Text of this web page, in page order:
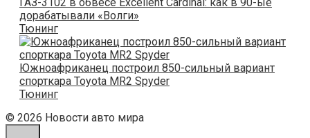
дорабатывали «Волги»
Тюнинг
Южноафриканец построил 850-сильный вариант
спорткара Toyota MR2 Spyder
Тюнинг
© 2026 Новости авто мира